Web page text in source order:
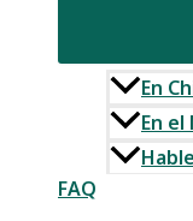
En
En el
FAQ